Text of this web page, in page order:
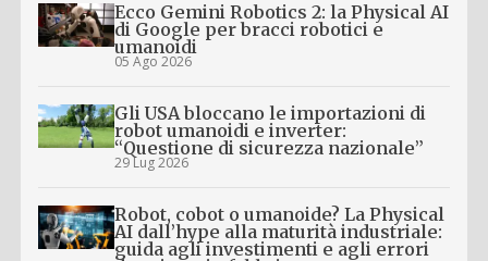
Ecco Gemini Robotics 2: la Physical AI
di Google per bracci robotici e
umanoidi
05 Ago 2026
Gli USA bloccano le importazioni di
robot umanoidi e inverter:
“Questione di sicurezza nazionale”
29 Lug 2026
Robot, cobot o umanoide? La Physical
AI dall’hype alla maturità industriale:
guida agli investimenti e agli errori